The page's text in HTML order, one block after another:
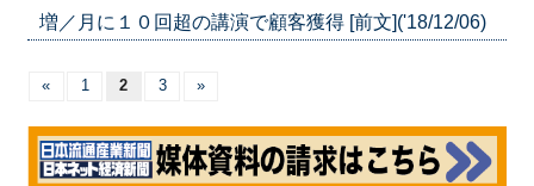
増／月に１０回超の講演で顧客獲得 [前文]('18/12/06)
« 1 2 3 »